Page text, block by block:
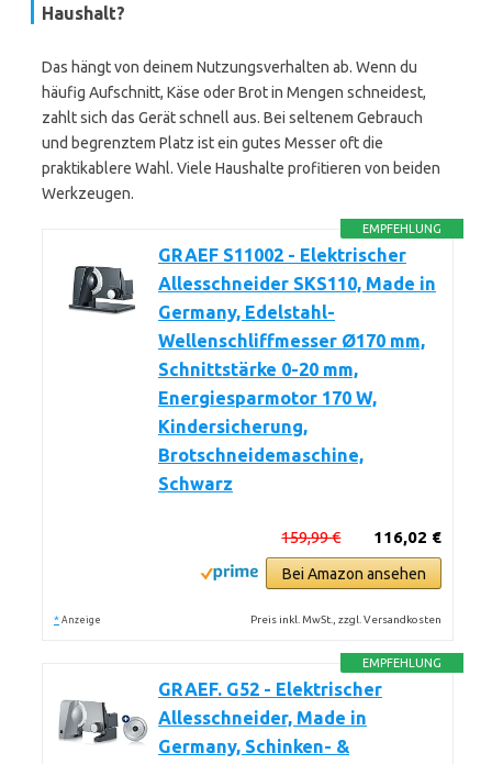
Haushalt?
Das hängt von deinem Nutzungsverhalten ab. Wenn du
häufig Aufschnitt, Käse oder Brot in Mengen schneidest,
zahlt sich das Gerät schnell aus. Bei seltenem Gebrauch
und begrenztem Platz ist ein gutes Messer oft die
praktikablere Wahl. Viele Haushalte profitieren von beiden
Werkzeugen.
EMPFEHLUNG
GRAEF S11002 - Elektrischer
Allesschneider SKS110, Made in
Germany, Edelstahl-
Wellenschliffmesser Ø170 mm,
Schnittstärke 0-20 mm,
Energiesparmotor 170 W,
Kindersicherung,
Brotschneidemaschine,
Schwarz
116,02 €
159,99 €
Bei Amazon ansehen
* Anzeige Preis inkl. MwSt., zzgl. Versandkosten
EMPFEHLUNG
GRAEF. G52 - Elektrischer
Allesschneider, Made in
Germany, Schinken- &